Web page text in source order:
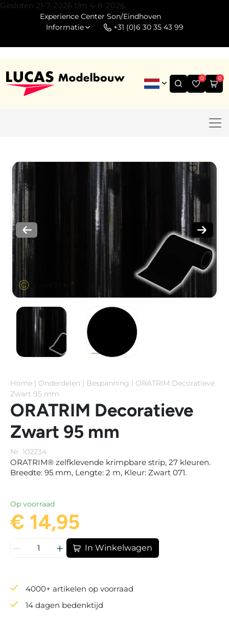
Gesloten 21-7-2026 t/m 4-8-2026.
Experience Center Son/Eindhoven
Informatie
+31 (0)6 30 35 43 99
0 0
Home Onderdelen Bespanning
ORATRIM Decoratieve
Zwart 95 mm
ORATRIM Decoratieve
Zwart 95 mm
Nr. 102234
ORATRIM® zelfklevende krimpbare strip, 27 kleuren.
Breedte: 95 mm, Lengte: 2 m, Kleur: Zwart 071.
Op voorraad
€ 14,95
In Winkelwagen
4000+ artikelen op voorraad
14 dagen bedenktijd